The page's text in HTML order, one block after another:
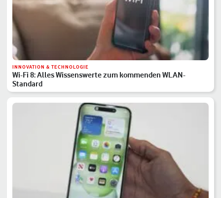
INNOVATION & TECHNOLOGIE
Wi-Fi 8: Alles Wissenswerte zum kommenden WLAN-
Standard